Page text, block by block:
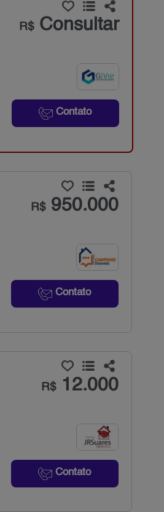
R$Consultar
Contato
R$950.000
Contato
R$12.000
Contato